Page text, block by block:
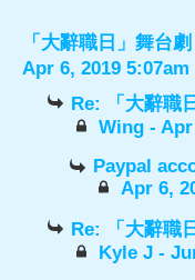
「大辭職日」舞台
Apr 6, 2019 5:07am
Re: 「大辭職
Wing- Apr
Paypal
Apr 6,
Re: 「大辭職
Kyle J-